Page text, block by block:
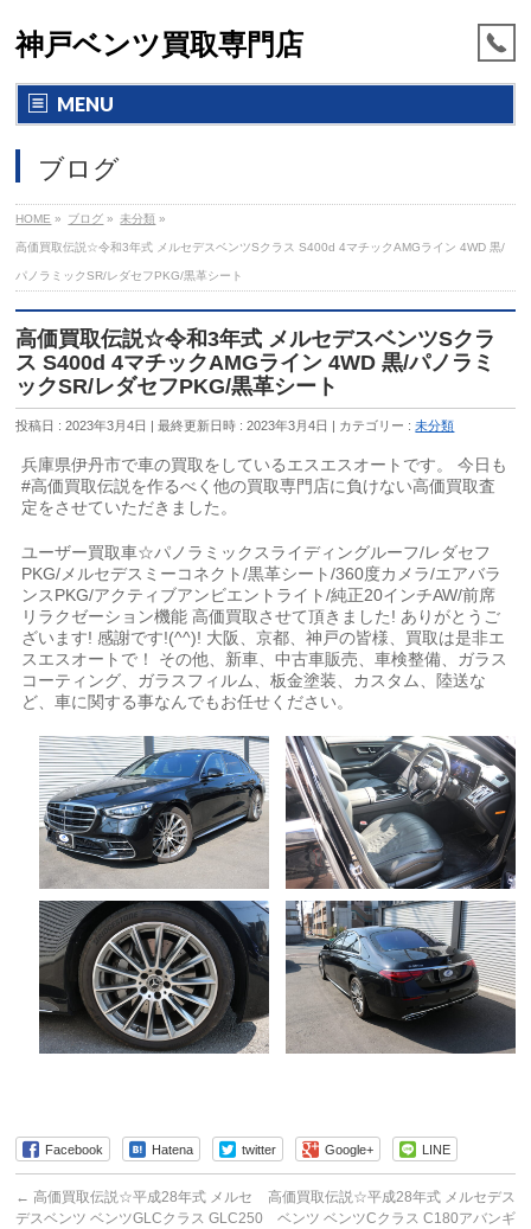
神戸ベンツ買取専門店
MENU
ブログ
HOME » ブログ » 未分類 »
高価買取伝説☆令和3年式 メルセデスベンツSクラス S400d 4マチックAMGライン 4WD 黒/
パノラミックSR/レダセフPKG/黒革シート
高価買取伝説☆令和3年式 メルセデスベンツSクラ
ス S400d 4マチックAMGライン 4WD 黒/パノラミ
ックSR/レダセフPKG/黒革シート
投稿日 : 2023年3月4日 最終更新日時 : 2023年3月4日 カテゴリー :未分類
兵庫県伊丹市で車の買取をしているエスエスオートです。 今日も
#高価買取伝説を作るべく他の買取専門店に負けない高価買取査
定をさせていただきました。
ユーザー買取車☆パノラミックスライディングルーフ/レダセフ
PKG/メルセデスミーコネクト/黒革シート/360度カメラ/エアバラ
ンスPKG/アクティブアンビエントライト/純正20インチAW/前席
リラクゼーション機能 高価買取させて頂きました! ありがとうご
ざいます! 感謝です!(^^)! 大阪、京都、神戸の皆様、買取は是非エ
スエスオートで！ その他、新車、中古車販売、車検整備、ガラス
コーティング、ガラスフィルム、板金塗装、カスタム、陸送な
ど、車に関する事なんでもお任せください。
Facebook Hatena twitter Google+ LINE
← 高価買取伝説☆平成28年式 メルセ
デスベンツ ベンツGLCクラス GLC250
高価買取伝説☆平成28年式 メルセデス
ベンツ ベンツCクラス C180アバンギ